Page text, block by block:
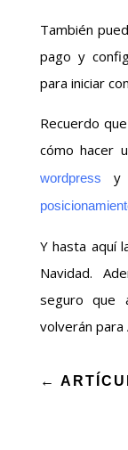
También
pago y
para iniciar
Recuerdo
cómo hacer
wordpress
y
Y hasta aquí
Navidad.
seguro que
volverán para
←